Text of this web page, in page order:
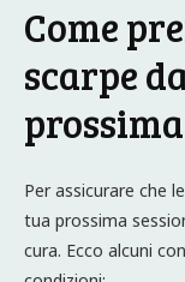
Come
scarpe
Per assicurare che
tua prossima
cura. Ecco alcuni